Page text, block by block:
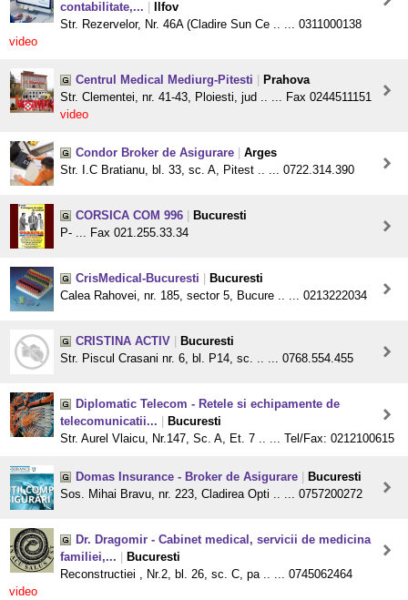
contabilitate,...
Ilfov
Str. Rezervelor, Nr. 46A (Cladire Sun Ce .. ... 0311000138
video
Centrul Medical Mediurg-Pitesti
Prahova
Str. Clementei, nr. 41-43, Ploiesti, jud .. ... Fax 0244511151
video
Condor Broker de Asigurare
Arges
Str. I.C Bratianu, bl. 33, sc. A, Pitest .. ... 0722.314.390
CORSICA COM 996
Bucuresti
P- ... Fax 021.255.33.34
CrisMedical-Bucuresti
Bucuresti
Calea Rahovei, nr. 185, sector 5, Bucure .. ... 0213222034
CRISTINA ACTIV
Bucuresti
Str. Piscul Crasani nr. 6, bl. P14, sc. .. ... 0768.554.455
Diplomatic Telecom - Retele si echipamente de
telecomunicatii...
Bucuresti
Str. Aurel Vlaicu, Nr.147, Sc. A, Et. 7 .. ... Tel/Fax: 0212100615
Domas Insurance - Broker de Asigurare
Bucuresti
Sos. Mihai Bravu, nr. 223, Cladirea Opti .. ... 0757200272
Dr. Dragomir - Cabinet medical, servicii de medicina
familiei,...
Bucuresti
Reconstructiei , Nr.2, bl. 26, sc. C, pa .. ... 0745062464
video